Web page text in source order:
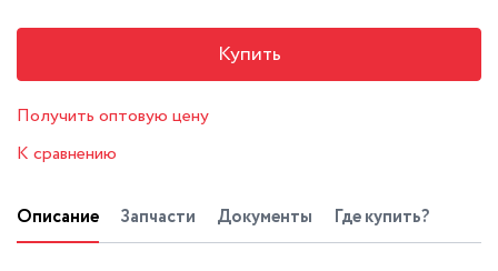
Купить
Получить оптовую цену
К сравнению
Описание Запчасти Документы Где купить?